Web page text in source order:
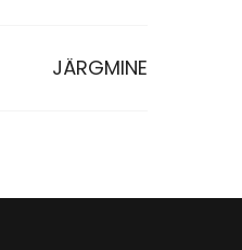
JÄRGMINE